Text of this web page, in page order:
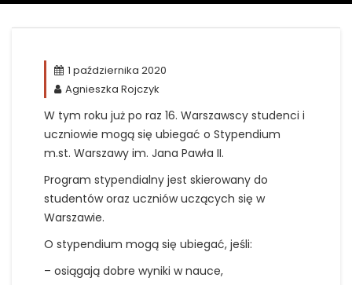
1 października 2020
Agnieszka Rojczyk
W tym roku już po raz 16. Warszawscy studenci i
uczniowie mogą się ubiegać o Stypendium
m.st. Warszawy im. Jana Pawła II.
Program stypendialny jest skierowany do
studentów oraz uczniów uczących się w
Warszawie.
O stypendium mogą się ubiegać, jeśli:
– osiągają dobre wyniki w nauce,